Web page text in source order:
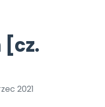
2021